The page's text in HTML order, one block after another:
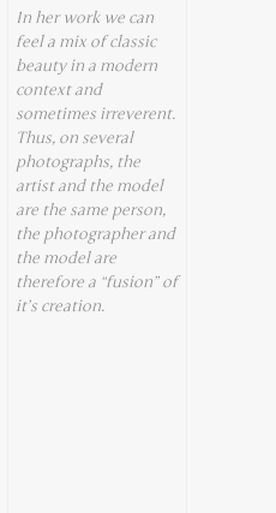
In her work we can
feel a mix of classic
beauty in a modern
context and
sometimes irreverent.
Thus, on several
photographs, the
artist and the model
are the same person,
the photographer and
the model are
therefore a “fusion” of
it’s creation.